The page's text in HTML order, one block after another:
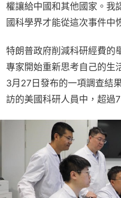
權讓給中國和其他國家。我
國科學界才能從這次事件中
特朗普政府削減科研經費的
專家開始重新思考自己的生
3月27日發布的一項調查結
訪的美國科研人員中，超過